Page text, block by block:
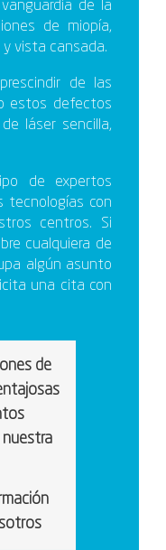
de la
de miopía,
vista cansada.
de las
estos defectos
láser sencilla,
de expertos
tecnologías con
centros. Si
cualquiera de
algún asunto
una cita con
de